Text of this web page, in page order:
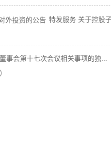
特发服务 关于控股
事会第十七次会议相关事项的独...